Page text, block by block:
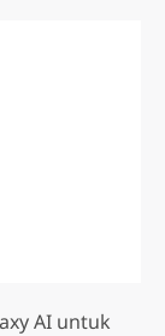
AI untuk